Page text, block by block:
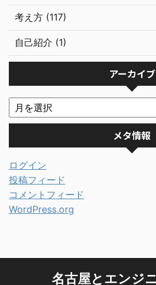
考え方 (117)
自己紹介 (1)
アーカイブ
メタ情報
ログイン
投稿フィード
コメントフィード
WordPress.org
名古屋とエンジ